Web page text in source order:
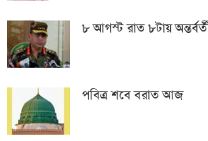
৮ আগস্ট রাত ৮টায়
পবিত্র শবে বরাত আজ